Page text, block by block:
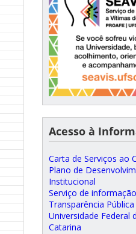
Acesso à
Carta de Serviços ao
Plano de
Institucional
Serviço de
Transparência Pública
Universidade Federal
Catarina